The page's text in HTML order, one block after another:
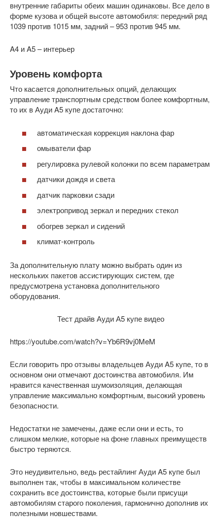
внутренние габариты обеих машин одинаковы. Все дело в
форме кузова и общей высоте автомобиля: передний ряд
1039 против 1015 мм, задний – 953 против 945 мм.
A4 и A5 – интерьер
Уровень комфорта
Что касается дополнительных опций, делающих
управление транспортным средством более комфортным,
то их в Ауди A5 купе достаточно:
автоматическая коррекция наклона фар
омыватели фар
регулировка рулевой колонки по всем параметрам
датчики дождя и света
датчик парковки сзади
электропривод зеркал и передних стекол
обогрев зеркал и сидений
климат-контроль
За дополнительную плату можно выбрать один из
нескольких пакетов ассистирующих систем, где
предусмотрена установка дополнительного
оборудования.
Тест драйв Ауди А5 купе видео
https://youtube.com/watch?v=Yb6R9vj0MeM
Если говорить про отзывы владельцев Ауди A5 купе, то в
основном они отмечают достоинства автомобиля. Им
нравится качественная шумоизоляция, делающая
управление максимально комфортным, высокий уровень
безопасности.
Недостатки не замечены, даже если они и есть, то
слишком мелкие, которые на фоне главных преимуществ
быстро теряются.
Это неудивительно, ведь рестайлинг Ауди A5 купе был
выполнен так, чтобы в максимальном количестве
сохранить все достоинства, которые были присущи
автомобилям старого поколения, гармонично дополнив их
полезными новшествами.